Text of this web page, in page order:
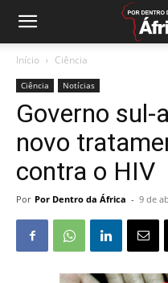
Início Ciência
Ciência Notícias
Governo sul-
novo
contra o HIV
Por Por Dentro da África - 9 de